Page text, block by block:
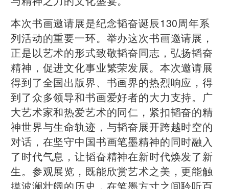
本次书画邀请展是纪念韬奋诞辰130周年系
列活动的重要一环。举办这次书画邀请展，
正是以艺术的形式致敬韬奋同志，弘扬韬奋
精神，促进文化事业繁荣发展。本次邀请展
得到了全国出版界、书画界的热烈响应，得
到了众多领导和书画爱好者的大力支持。广
大艺术家和热爱艺术的同仁，紧扣韬奋的精
神世界与生命轨迹，与韬奋展开跨越时空的
对话，在坚守中国书画笔墨精神的同时融入
了时代气息，让韬奋精神在新时代焕发了新
生。参观展览，既能欣赏艺术之美，更能触
摸波澜壮阔的历史，在笔墨方寸之间聆听百